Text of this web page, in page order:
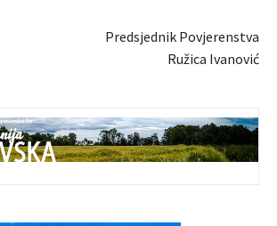
Predsjednik Povjerenstva
Ružica Ivanović